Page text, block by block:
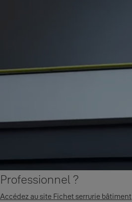
Professionnel ?
Accédez au site Fichet serrurie bâtiment